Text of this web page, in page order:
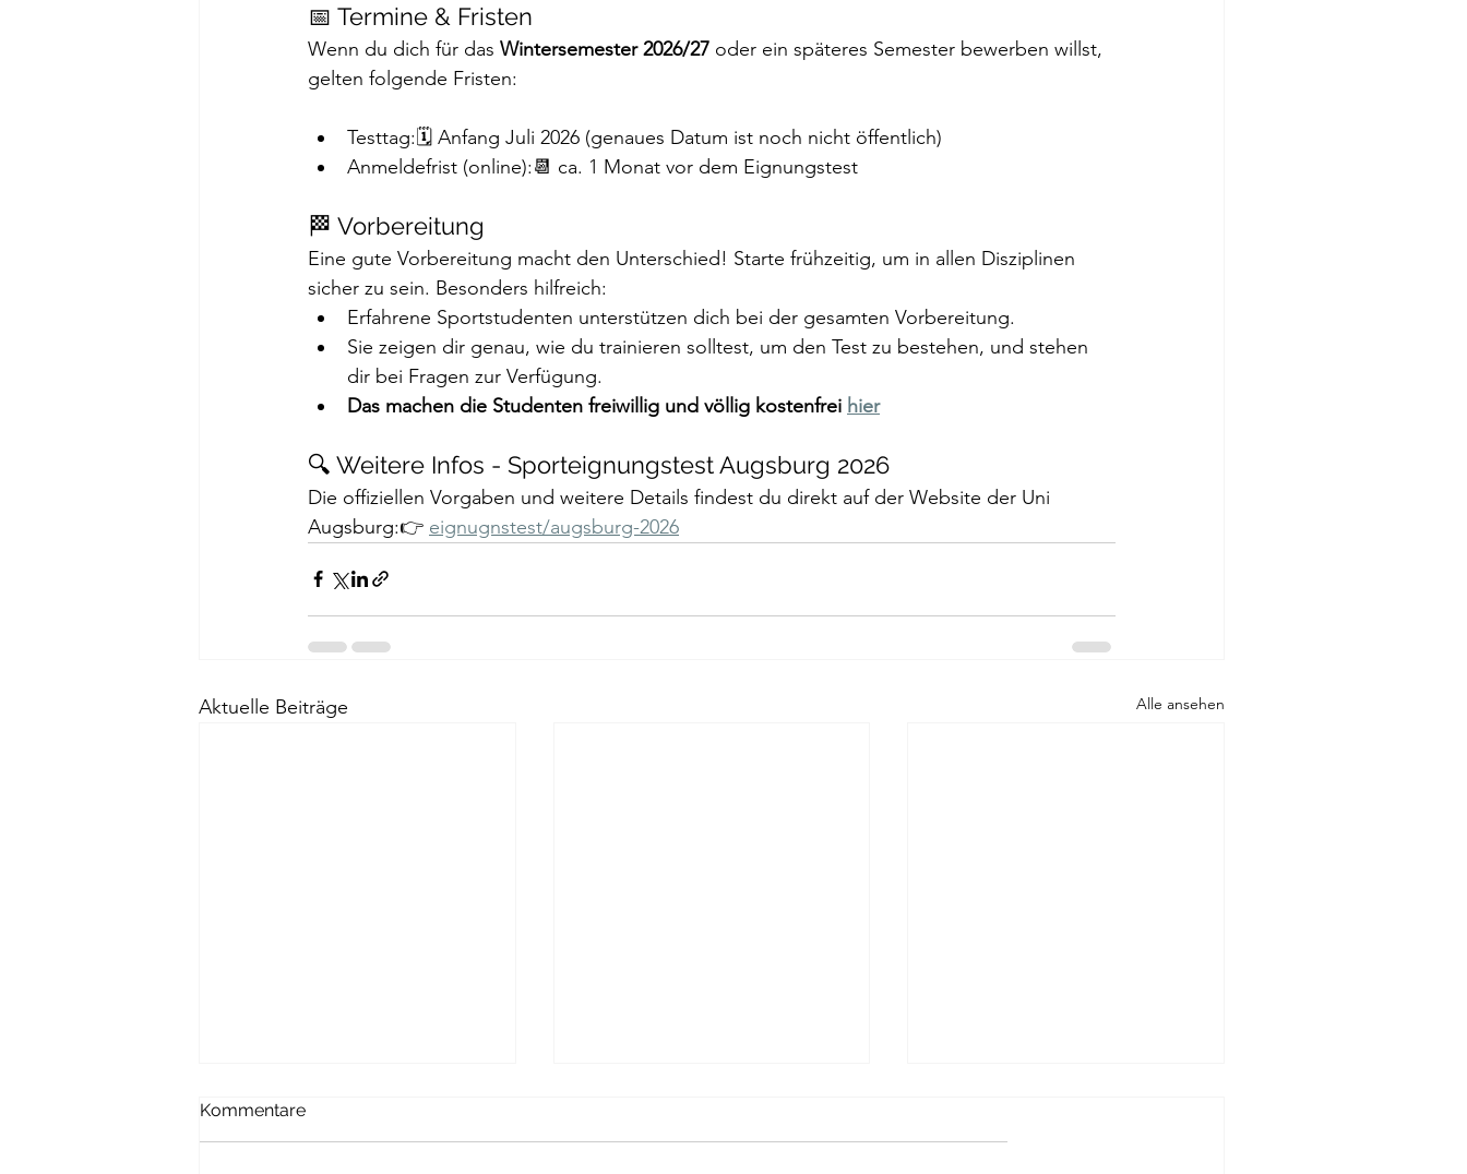
📅 Termine & Fristen
Wenn du dich für das Wintersemester 2026/27 oder ein späteres Semester bewerben willst,
gelten folgende Fristen:
Testtag:🗓️ Anfang Juli 2026 (genaues Datum ist noch nicht öffentlich)
Anmeldefrist (online):📆 ca. 1 Monat vor dem Eignungstest
🏁 Vorbereitung
Eine gute Vorbereitung macht den Unterschied! Starte frühzeitig, um in allen Disziplinen
sicher zu sein. Besonders hilfreich:
Erfahrene Sportstudenten unterstützen dich bei der gesamten Vorbereitung.
Sie zeigen dir genau, wie du trainieren solltest, um den Test zu bestehen, und stehen
dir bei Fragen zur Verfügung.
Das machen die Studenten freiwillig und völlig kostenfrei hier
🔍 Weitere Infos - Sporteignungstest Augsburg 2026
Die offiziellen Vorgaben und weitere Details findest du direkt auf der Website der Uni
Augsburg:👉 eignugnstest/augsburg-2026
Aktuelle Beiträge Alle ansehen
Kommentare